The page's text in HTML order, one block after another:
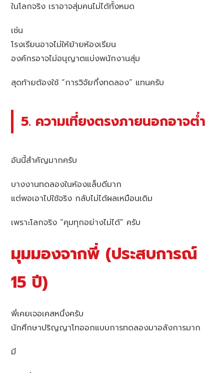
ในโลกจริง เราอาจสุ่มคนไม่ได้ทั้งหมด
เช่น
โรงเรียนอาจไม่ให้ย้ายห้องเรียน
องค์กรอาจไม่อนุญาตแบ่งพนักงานสุ่ม
สุดท้ายต้องใช้ “การวิจัยกึ่งทดลอง” แทนครับ
5. ความเที่ยงตรงภายนอกอาจต่ำ
อันนี้สำคัญมากครับ
บางงานทดลองในห้องแล็บดีมาก
แต่พอเอาไปใช้จริง กลับไม่ได้ผลเหมือนเดิม
เพราะโลกจริง “คุมทุกอย่างไม่ได้” ครับ
มุมมองจากพี่ (ประสบการณ์
15 ปี)
พี่เคยเจอเคสหนึ่งครับ
นักศึกษาปริญญาโทออกแบบการทดลองมาอลังการมาก
มี